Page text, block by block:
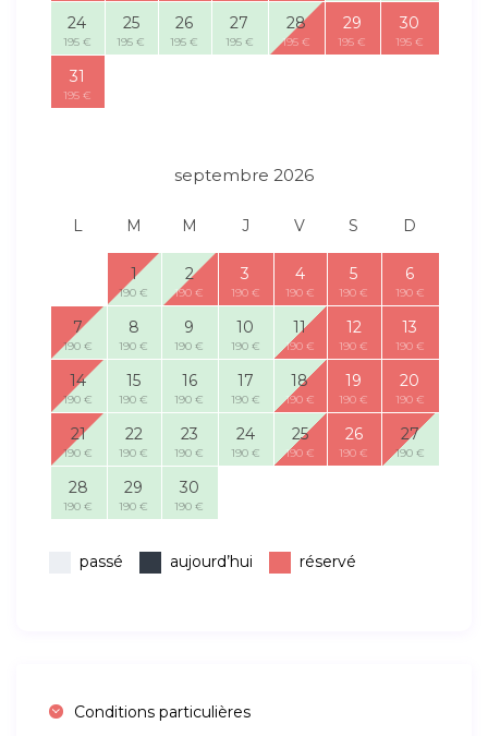
24
195 €
25
195 €
26
195 €
27
195 €
28
195 €
29
195 €
30
195 €
31
195 €
septembre 2026
L M M J V S D
1
190 €
2
190 €
3
190 €
4
190 €
5
190 €
6
190 €
7
190 €
8
190 €
9
190 €
10
190 €
11
190 €
12
190 €
13
190 €
14
190 €
15
190 €
16
190 €
17
190 €
18
190 €
19
190 €
20
190 €
21
190 €
22
190 €
23
190 €
24
190 €
25
190 €
26
190 €
27
190 €
28
190 €
29
190 €
30
190 €
passé aujourd’hui réservé
Conditions particulières